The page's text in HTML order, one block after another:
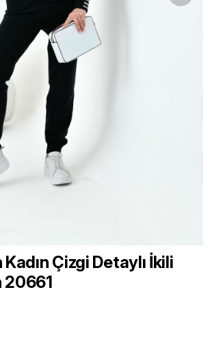
Çizgi Detaylı İkili
20661